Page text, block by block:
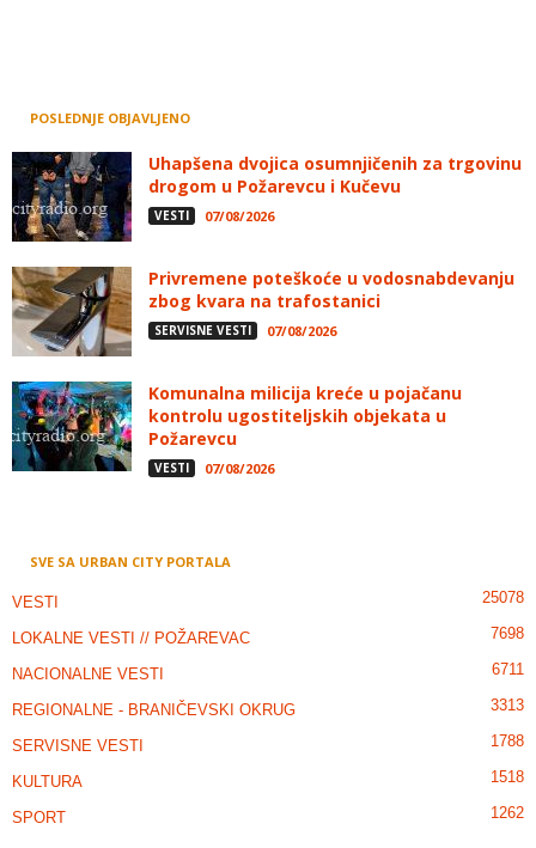
POSLEDNJE OBJAVLJENO
Uhapšena dvojica osumnjičenih za trgovinu
drogom u Požarevcu i Kučevu
VESTI 07/08/2026
Privremene poteškoće u vodosnabdevanju
zbog kvara na trafostanici
SERVISNE VESTI 07/08/2026
Komunalna milicija kreće u pojačanu
kontrolu ugostiteljskih objekata u
Požarevcu
VESTI 07/08/2026
SVE SA URBAN CITY PORTALA
VESTI 25078
LOKALNE VESTI // POŽAREVAC 7698
NACIONALNE VESTI 6711
REGIONALNE - BRANIČEVSKI OKRUG 3313
SERVISNE VESTI 1788
KULTURA 1518
SPORT 1262